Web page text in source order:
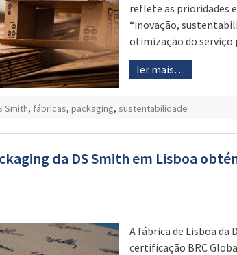
reflete as prioridades
“inovação,
otimização do serviço
ler mais…
Smith, fábricas, packaging, sustentabilidade
da DS Smith em Lisboa
A fábrica de Lisboa da
certificação BRC